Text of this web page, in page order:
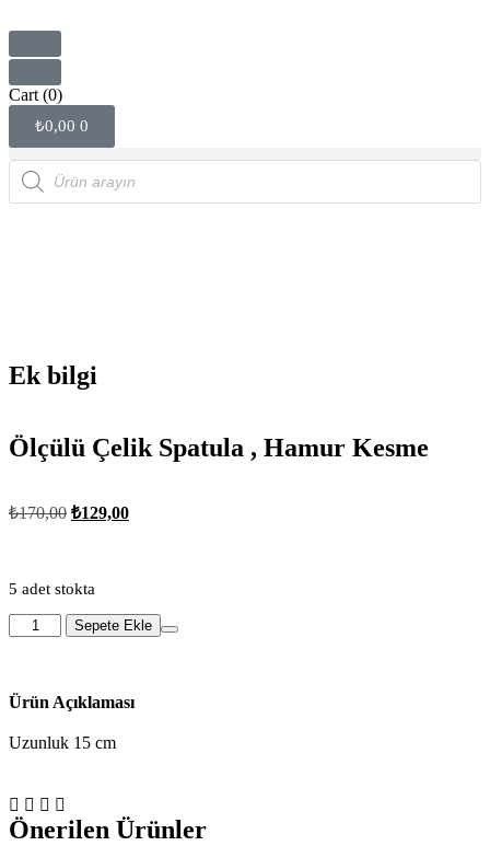
Cart (0)
₺0,00 0
Ek bilgi
Ölçülü Çelik Spatula , Hamur Kesme
₺170,00 ₺129,00
5 adet stokta
Sepete Ekle
Ürün Açıklaması
Uzunluk 15 cm
Önerilen Ürünler